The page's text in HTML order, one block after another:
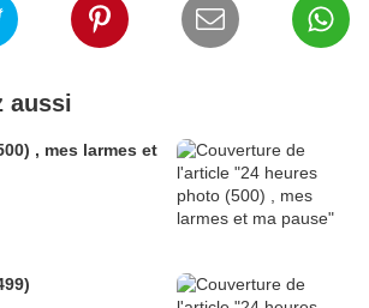
aussi
, mes larmes et